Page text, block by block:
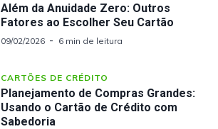
Além da Anuidade Zero: Outros
Fatores ao Escolher Seu Cartão
09/02/2026 6 min de leitura
CARTÕES DE CRÉDITO
Planejamento de Compras Grandes:
Usando o Cartão de Crédito com
Sabedoria